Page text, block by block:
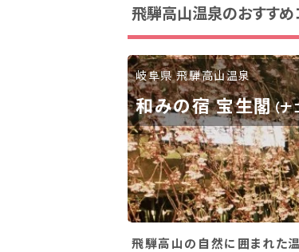
関西
滋賀県(2) 大阪府(2) 兵
九州・沖縄
福岡県(2) 熊本県(2)
飛騨高山温泉のおすす
岐阜県 飛騨高山温泉
和みの宿 宝生閣（
飛騨高山の自然に囲まれた